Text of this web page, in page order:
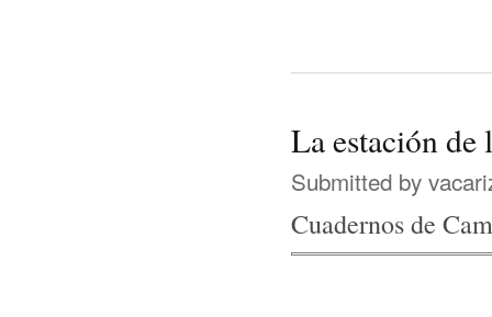
La estación de
Submitted by
Cuadernos de